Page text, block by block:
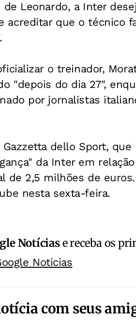
Leonardo, a Inter
acreditar que o técnico
o treinador,
"depois do dia 27",
por jornalistas
Gazzetta dello Sport, que
da Inter em
de 2,5 milhões de
nesta sexta-feira.
Notíciase receba os
Noticias
com seus